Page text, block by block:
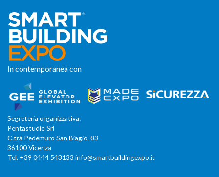
In contemporanea con
Segreteria organizzativa:
Pentastudio Srl
C.trà Pedemuro San Biagio, 83
36100 Vicenza
Tel. +39 0444 543133 info@smartbuildingexpo.it